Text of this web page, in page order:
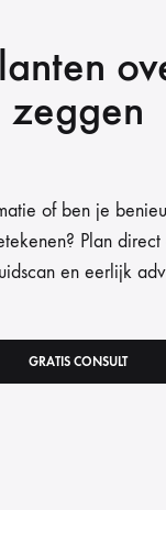
zeggen
of ben je
Plan
en eerlijk
GRATIS CONSULT